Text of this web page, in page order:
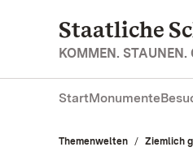
Staatliche
KOMMEN. STAUNEN.
StartMonumente
Themenwelten Ziemlich